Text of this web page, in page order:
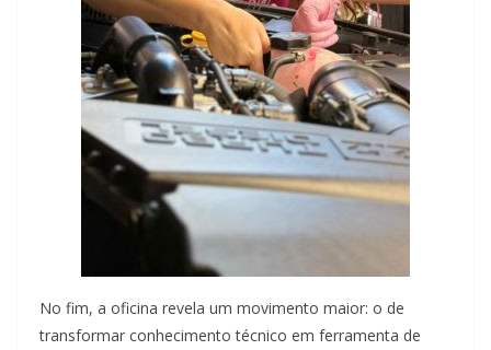
No fim, a oficina revela um movimento maior: o de
transformar conhecimento técnico em ferramenta de